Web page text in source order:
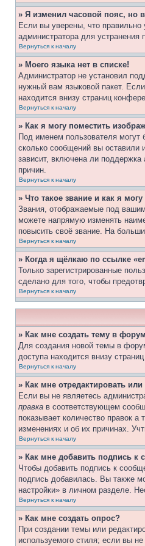
» Я изменил часовой пояс, но
Если вы уверены, что правильно
администратора для устранения
Вернуться к началу
» Моего языка нет в списке!
Администратор не установил
нужный вам языковой пакет.
находится внизу страниц
Вернуться к началу
» Как я могу поместить
Под именем пользователя могут
сколько сообщений вы оставили
зависит, включена ли
причин.
Вернуться к началу
» Что такое звание и как я
Звания, отображаемые под
можете напрямую изменять
повысить своё звание. На
Вернуться к началу
» Когда я щёлкаю по ссылке
Только зарегистрированные
сделано для того, чтобы
Вернуться к началу
» Как мне создать тему в
Для создания новой темы в
доступа находится внизу
Вернуться к началу
» Как мне отредактировать
Если вы не являетесь
правка в соответствующем
показывает количество правок
изменениях и об их причинах.
Вернуться к началу
» Как мне добавить подпись к
Чтобы добавить подпись к
подпись добавилась. Вы также
настройки» в личном разделе.
Вернуться к началу
» Как мне создать опрос?
При создании темы или
используемого стиля; если вы